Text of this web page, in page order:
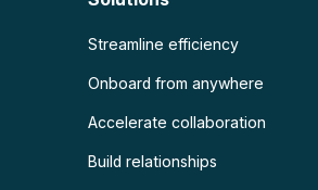
Streamline efficiency
Onboard from anywhere
Accelerate collaboration
Build relationships